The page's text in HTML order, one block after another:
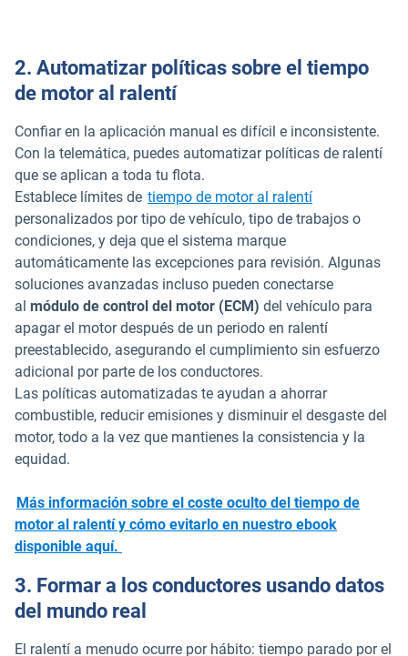
2. Automatizar políticas sobre el tiempo
de motor al ralentí
Confiar en la aplicación manual es difícil e inconsistente.
Con la telemática, puedes automatizar políticas de ralentí
que se aplican a toda tu flota.
Establece límites de tiempo de motor al ralentí
personalizados por tipo de vehículo, tipo de trabajos o
condiciones, y deja que el sistema marque
automáticamente las excepciones para revisión. Algunas
soluciones avanzadas incluso pueden conectarse
al módulo de control del motor (ECM) del vehículo para
apagar el motor después de un periodo en ralentí
preestablecido, asegurando el cumplimiento sin esfuerzo
adicional por parte de los conductores.
Las políticas automatizadas te ayudan a ahorrar
combustible, reducir emisiones y disminuir el desgaste del
motor, todo a la vez que mantienes la consistencia y la
equidad.
Más información sobre el coste oculto del tiempo de
motor al ralentí y cómo evitarlo en nuestro ebook
disponible aquí.
3. Formar a los conductores usando datos
del mundo real
El ralentí a menudo ocurre por hábito: tiempo parado por el